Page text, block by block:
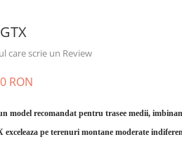
care scrie un Review
RON
model recomandat pentru trasee medii,
pe terenuri montane moderate